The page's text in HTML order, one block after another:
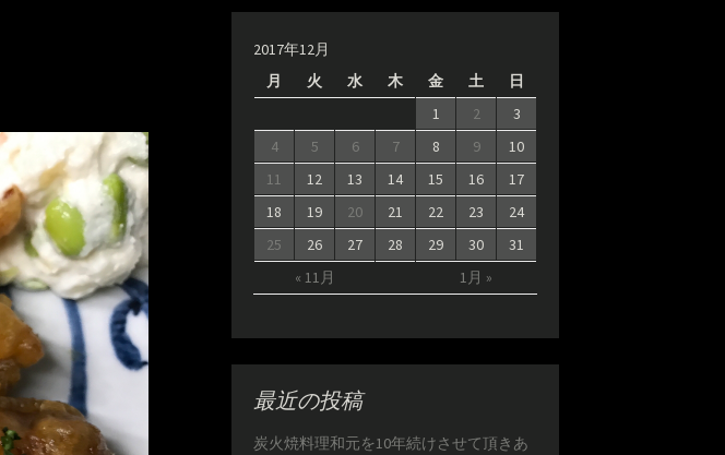
2017年12月
月
火 水 木 金 土 日
« 11月 1月 »
1 2
3
4
5 6 7 8 9
10
11
12 13 14 15 16
17
18
19 20 21 22 23
24
25
26 27 28 29 30 31
最近の投稿
炭火焼料理和元を10年続けさせて頂きあ